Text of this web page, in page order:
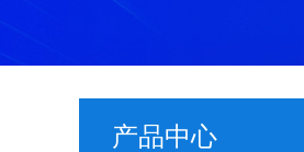
产品中心